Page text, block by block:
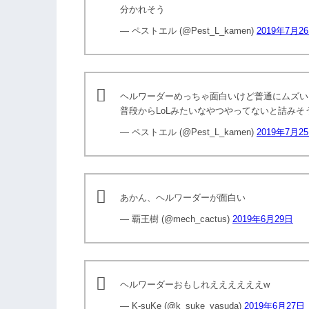
分かれそう
— ペストエル (@Pest_L_kamen) 2019年7月26
ヘルワーダーめっちゃ面白いけど普通にムズい
普段からLoLみたいなやつやってないと詰みそ
— ペストエル (@Pest_L_kamen) 2019年7月25
あかん、ヘルワーダーが面白い
— 覇王樹 (@mech_cactus) 2019年6月29日
ヘルワーダーおもしれええええええw
— K-suKe (@k_suke_yasuda) 2019年6月27日